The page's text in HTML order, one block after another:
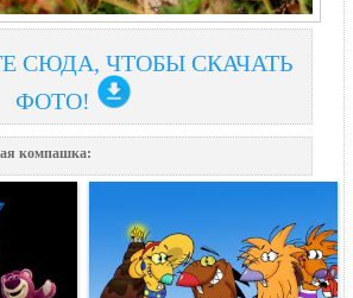
СЮДА, ЧТОБЫ СКАЧАТЬ
ФОТО!
компашка: